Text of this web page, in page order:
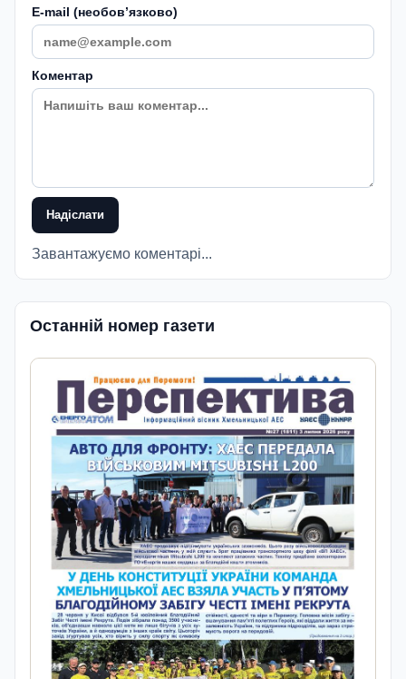
E-mail (необовʼязково)
Коментар
Надіслати
Завантажуємо коментарі...
Останній номер газети